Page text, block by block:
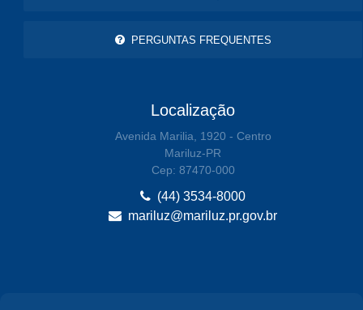
PERGUNTAS FREQUENTES
Localização
Avenida Marilia, 1920 - Centro
Mariluz-PR
Cep: 87470-000
(44) 3534-8000
mariluz@mariluz.pr.gov.br